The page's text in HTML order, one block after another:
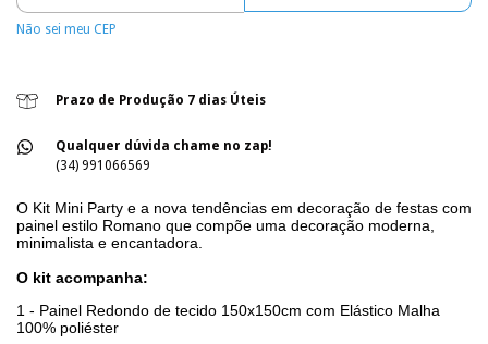
Não sei meu CEP
Prazo de Produção 7 dias Úteis
Qualquer dúvida chame no zap!
(34) 991066569
O Kit Mini Party e a nova tendências em decoração de festas com
painel estilo Romano que compõe uma decoração moderna,
minimalista e encantadora.
O kit acompanha:
1 - Painel Redondo de tecido 150x150cm com Elástico Malha
100% poliéster